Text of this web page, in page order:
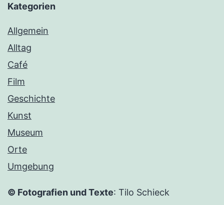
Kategorien
Allgemein
Alltag
Café
Film
Geschichte
Kunst
Museum
Orte
Umgebung
© Fotografien und Texte: Tilo Schieck